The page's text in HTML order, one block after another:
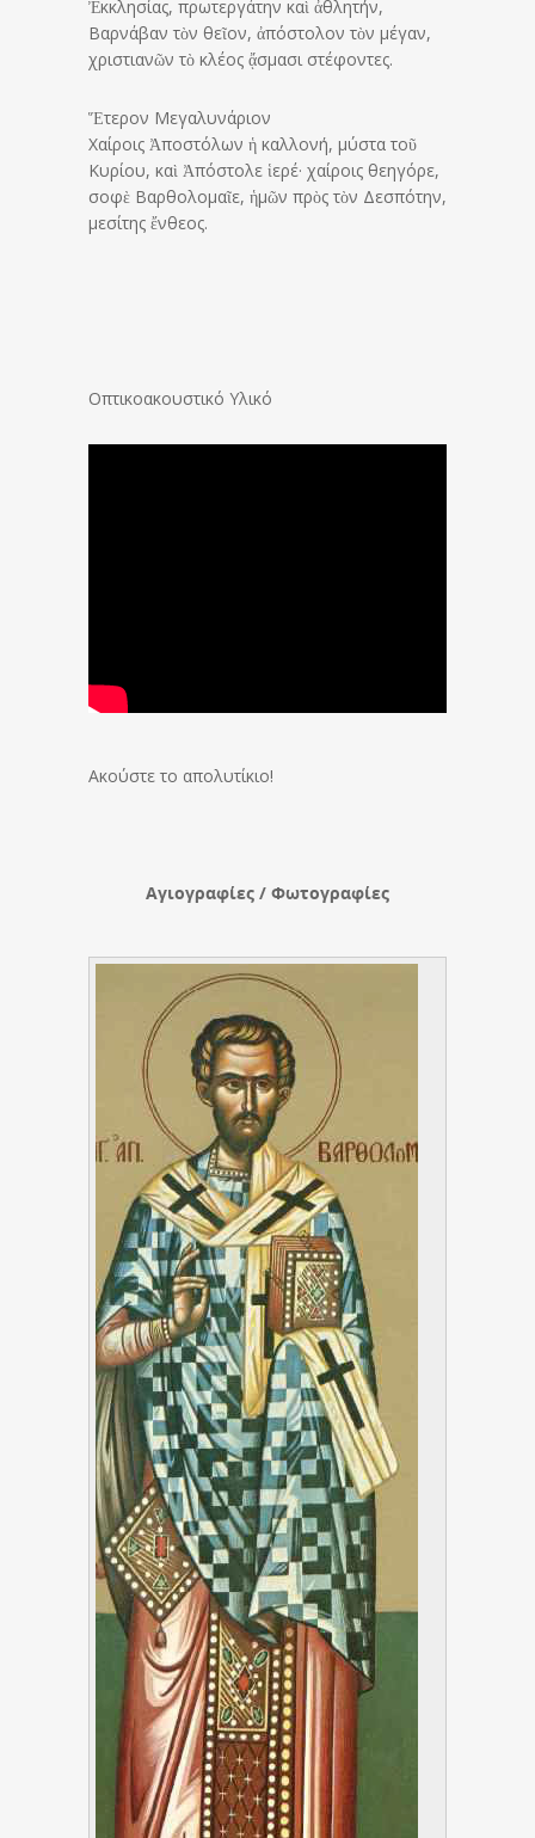
Ἐκκλησίας, πρωτεργάτην καὶ ἀθλητήν,
Βαρνάβαν τὸν θεῖον, ἀπόστολον τὸν μέγαν,
χριστιανῶν τὸ κλέος ᾄσμασι στέφοντες.
Ἕτερον Μεγαλυνάριον
Χαίροις Ἀποστόλων ἡ καλλονή, μύστα τοῦ
Κυρίου, καὶ Ἀπόστολε ἱερέ· χαίροις θεηγόρε,
σοφὲ Βαρθολομαῖε, ἡμῶν πρὸς τὸν Δεσπότην,
μεσίτης ἔνθεος.
Οπτικοακουστικό Υλικό
Ακούστε το απολυτίκιο!
Αγιογραφίες / Φωτογραφίες